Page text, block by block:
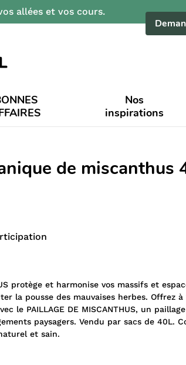
allées et vos cours.
Nos
inspirations
de miscanthus
protège et harmonise vos massifs et
la pousse des mauvaises herbes. Offrez
le PAILLAGE DE MISCANTHUS, un
paysagers. Vendu par sacs de 40L.
et sain.